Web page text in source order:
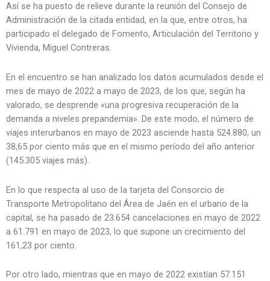
Así se ha puesto de relieve durante la reunión del Consejo de
Administración de la citada entidad, en la que, entre otros, ha
participado el delegado de Fomento, Articulación del Territorio y
Vivienda, Miguel Contreras.
En el encuentro se han analizado los datos acumulados desde el
mes de mayo de 2022 a mayo de 2023, de los que, según ha
valorado, se desprende «una progresiva recuperación de la
demanda a niveles prepandemia». De este modo, el número de
viajes interurbanos en mayo de 2023 asciende hasta 524.880, un
38,65 por ciento más que en el mismo período del año anterior
(145.305 viajes más).
En lo que respecta al uso de la tarjeta del Consorcio de
Transporte Metropolitano del Área de Jaén en el urbano de la
capital, se ha pasado de 23.654 cancelaciones en mayo de 2022
a 61.791 en mayo de 2023, lo que supone un crecimiento del
161,23 por ciento.
Por otro lado, mientras que en mayo de 2022 existían 57.151